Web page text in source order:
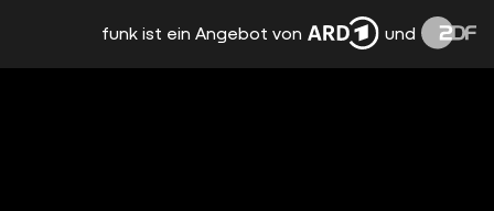
vor einem
JEDER WEISS, DASS ICH DEUTSCH BIN!
funk ist ein Angebot von und